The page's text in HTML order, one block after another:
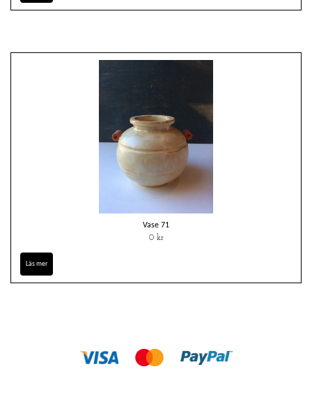
Vase 71
0 kr
Läs mer